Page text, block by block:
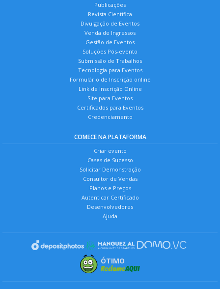
Publicações
Revista Científica
Divulgação de Eventos
Venda de Ingressos
Gestão de Eventos
Soluções Pós-evento
Submissão de Trabalhos
Tecnologia para Eventos
Formulário de Inscrição online
Link de Inscrição Online
Site para Eventos
Certificados para Eventos
Credenciamento
COMECE NA PLATAFORMA
Criar evento
Cases de Sucesso
Solicitar Demonstração
Consultor de Vendas
Planos e Preços
Autenticar Certificado
Desenvolvedores
Ajuda
ÓTIMO